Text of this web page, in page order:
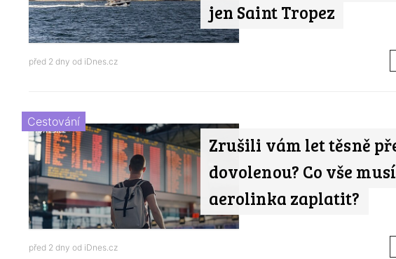
jen Saint Tropez
před 2 dny od iDnes.cz
Zrušili vám let těsně
dovolenou? Co vše musí
aerolinka zaplatit?
Cestování
před 2 dny od iDnes.cz